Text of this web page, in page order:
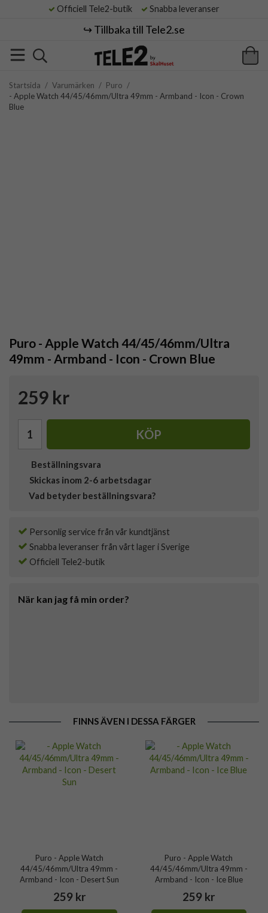
Officiell Tele2-butik Snabba leveranser
↪️ Tillbaka till Tele2.se
Startsida / Varumärken / Puro /
- Apple Watch 44/45/46mm/Ultra 49mm - Armband - Icon - Crown
Blue
Puro - Apple Watch 44/45/46mm/Ultra
49mm - Armband - Icon - Crown Blue
259 kr
KÖP
Beställningsvara
Skickas inom 2-6 arbetsdagar
Vad betyder beställningsvara?
Personlig service från vår kundtjänst
Snabba leveranser från vårt lager i Sverige
Officiell Tele2-butik
När kan jag få min order?
FINNS ÄVEN I DESSA FÄRGER
Puro - Apple Watch
44/45/46mm/Ultra 49mm -
Armband - Icon - Desert Sun
259 kr
Puro - Apple Watch
44/45/46mm/Ultra 49mm -
Armband - Icon - Ice Blue
259 kr